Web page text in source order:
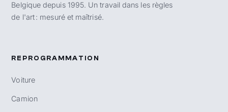
Belgique depuis 1995. Un travail dans les règles
de l'art : mesuré et maîtrisé.
REPROGRAMMATION
Voiture
Camion